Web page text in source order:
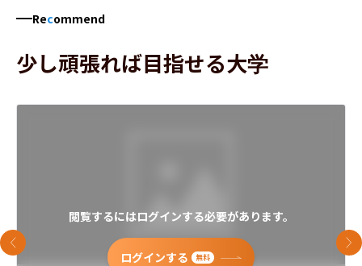
Recommend
少し頑張れば目指せる大学
閲覧するにはログインする必要があります。
ログインする 無料
前のスライド 次